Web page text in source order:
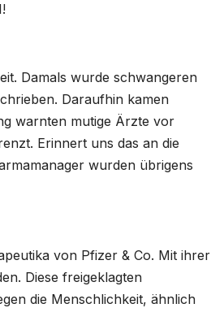
Damals wurde schwangeren
Daraufhin kamen
warnten mutige Ärzte vor
Erinnert uns das an die
wurden übrigens
von Pfizer & Co. Mit ihrer
Diese freigeklagten
die Menschlichkeit, ähnlich